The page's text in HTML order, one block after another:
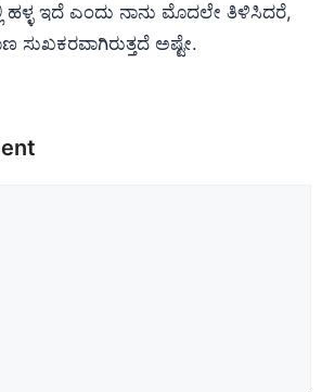
ಹಳ್ಳ ಇದೆ ಎಂದು ನಾನು ಮೊದಲೇ ತಿಳಿಸಿದರೆ,
ಸುಖಕರವಾಗಿರುತ್ತದೆ ಅಷ್ಟೇ.